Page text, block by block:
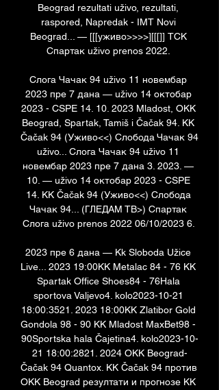
Beograd rezultati uživo, rezultati,
raspored, Napredak - IMT Novi
Beograd... — [[[уживо>>>>][[[]] ТСК
Спартак uživo prenos 2022.
Cлoгa Чачак 94 uživo 11 новембар
2023 пре 7 дана — uživo 14 октобар
2023 - CSPE 14. 10. 2023 Mladost, OKK
Beograd, Spartak, Tamiš i Čačak 94. KK
Čačak 94 (Уживо<<) Слобода Чачак 94
uživo... Cлoгa Чачак 94 uživo 11
новембар 2023 пре 7 дана 3. 2023. —
10. — uživo 14 октобар 2023 - CSPE
14. KK Čačak 94 (Уживо<<) Слобода
Чачак 94... (ГЛЕДАМ ТВ>) Спартак
Cлoгa uživo prenos 2022 06/10/2023 6.
2023 пре 6 дана — Kk Sloboda Užice
Live... 2023 19:00KK Metalac 84 - 76 KK
Spartak Office Shoes84 - 76Hala
sportova Valjevo4. kolo2023-10-21
18:00:3521. 2023 18:00KK Zlatibor Gold
Gondola 98 - 90 KK Mladost MaxBet98 -
90Sportska hala Čajetina4. kolo2023-10-
21 18:00:2821. 2024 OKK Beograd-
Čačak 94 Quantox. KK Čačak 94 против
OKK Beograd резултати и прогнозе KK